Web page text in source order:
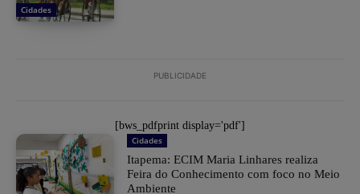
Cidades
PUBLICIDADE
[bws_pdfprint display='pdf']
Cidades
Itapema: ECIM Maria Linhares realiza
Feira do Conhecimento com foco no Meio
Ambiente